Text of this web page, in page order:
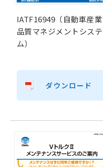
IATF16949（自動車産業
品質マネジメントシステ
ム）
ダウンロード